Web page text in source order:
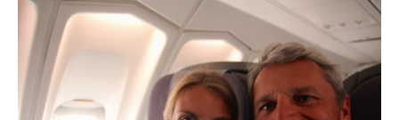
das
mit
Fesseln?“